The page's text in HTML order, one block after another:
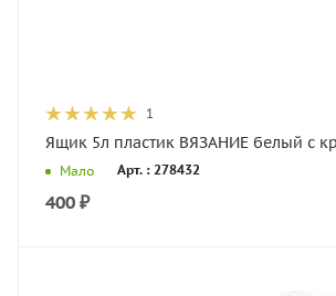
1
Ящик 5л пластик ВЯЗАНИЕ белый с
Мало Арт. : 278432
400 ₽